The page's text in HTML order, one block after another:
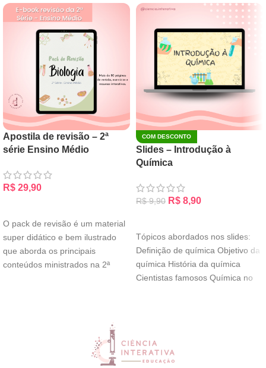
Apostila de revisão – 2ª
série Ensino Médio
R$ 29,90
O pack de revisão é um material
super didático e bem ilustrado
que aborda os principais
conteúdos ministrados na 2ª
COM DESCONTO
Slides – Introdução à
Química
R$9,90 R$ 8,90
Tópicos abordados nos slides:
Definição de química Objetivo da
química História da química
Cientistas famosos Química no